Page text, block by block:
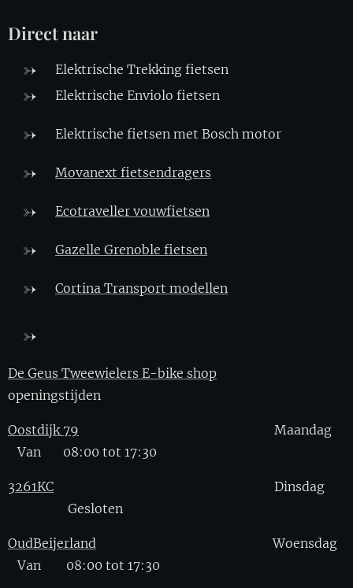
Direct naar
Elektrische Trekking fietsen
Elektrische Enviolo fietsen
Elektrische fietsen met Bosch motor
Movanext fietsendragers
Ecotraveller vouwfietsen
Gazelle Grenoble fietsen
Cortina Transport modellen
De Geus Tweewielers E-bike shop
openingstijden
Oostdijk 79 Maandag
Van 08:00 tot 17:30
3261KC Dinsdag
Gesloten
OudBeijerland Woensdag
Van 08:00 tot 17:30